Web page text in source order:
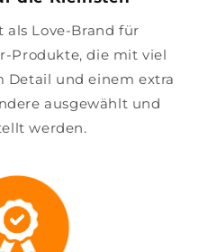
als Love-Brand für
Produkte, die mit viel
Detail und einem extra
ausgewählt und
werden.